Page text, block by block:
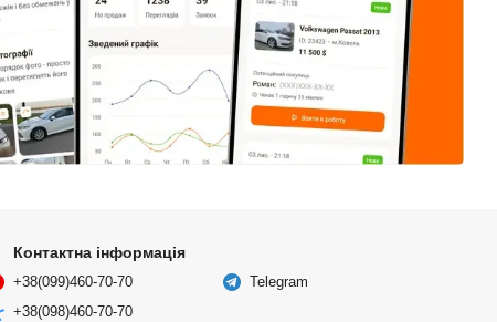
Контактна інформація
+38(099)460-70-70
+38(098)460-70-70
Telegram